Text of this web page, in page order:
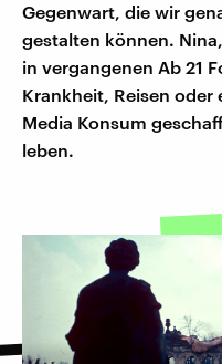
Gegenwart, die wir
gestalten können.
in vergangenen Ab 21
Krankheit, Reisen oder
Media Konsum
leben.